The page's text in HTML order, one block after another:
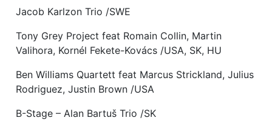
Jacob Karlzon Trio /SWE
Tony Grey Project feat Romain Collin, Martin
Valihora, Kornél Fekete-Kovács /USA, SK, HU
Ben Williams Quartett feat Marcus Strickland, Julius
Rodriguez, Justin Brown /USA
B-Stage – Alan Bartuš Trio /SK